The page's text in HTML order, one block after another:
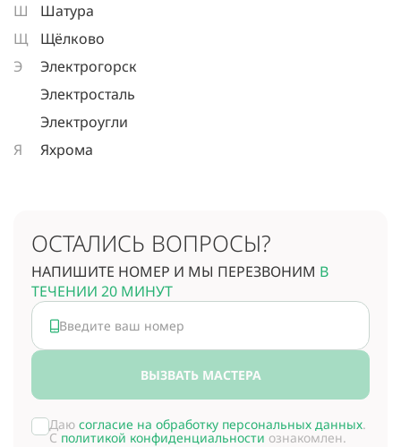
Ш
Шатура
Щ
Щёлково
Э
Электрогорск
Электросталь
Электроугли
Я
Яхрома
ОСТАЛИСЬ ВОПРОСЫ?
НАПИШИТЕ НОМЕР И МЫ ПЕРЕЗВОНИМ В
ТЕЧЕНИИ 20 МИНУТ
ВЫЗВАТЬ МАСТЕРА
Даю согласие на обработку персональных данных.
С политикой конфиденциальности ознакомлен.